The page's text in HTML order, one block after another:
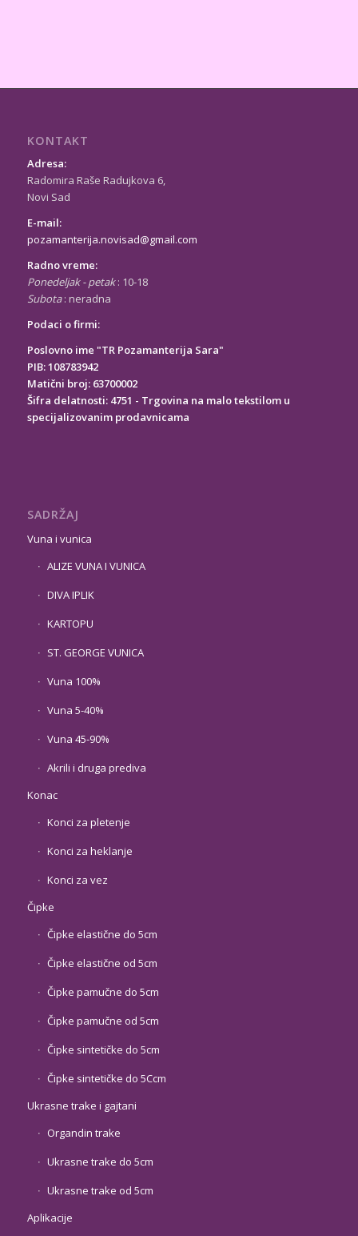
KONTAKT
Adresa:
Radomira Raše Radujkova 6,
Novi Sad
E-mail:
pozamanterija.novisad@gmail.com
Radno vreme:
Ponedeljak - petak: 10-18
Subota: neradna
Podaci o firmi:
Poslovno ime "TR Pozamanterija Sara"
PIB: 108783942
Matični broj: 63700002
Šifra delatnosti: 4751 - Trgovina na malo tekstilom u
specijalizovanim prodavnicama
SADRŽAJ
Vuna i vunica
ALIZE VUNA I VUNICA
DIVA IPLIK
KARTOPU
ST. GEORGE VUNICA
Vuna 100%
Vuna 5-40%
Vuna 45-90%
Akrili i druga prediva
Konac
Konci za pletenje
Konci za heklanje
Konci za vez
Čipke
Čipke elastične do 5cm
Čipke elastične od 5cm
Čipke pamučne do 5cm
Čipke pamučne od 5cm
Čipke sintetičke do 5cm
Čipke sintetičke do 5Ccm
Ukrasne trake i gajtani
Organdin trake
Ukrasne trake do 5cm
Ukrasne trake od 5cm
Aplikacije